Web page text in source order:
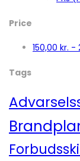
Price
150,00 kr. -
Tags